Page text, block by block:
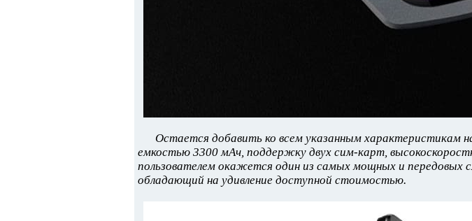
Остается добавить ко всем указанным характеристикам
емкостью 3300 мАч, поддержку двух сим-карт,
пользователем окажется один из самых мощных и передовых
обладающий на удивление доступной стоимостью.